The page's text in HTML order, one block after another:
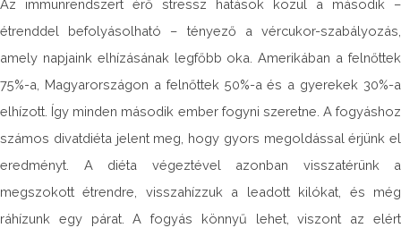
Az immunrendszert érő stressz hatások közül a második –
étrenddel befolyásolható – tényező a vércukor-szabályozás,
amely napjaink elhízásának legfőbb oka. Amerikában a felnőttek
75%-a, Magyarországon a felnőttek 50%-a és a gyerekek 30%-a
elhízott. Így minden második ember fogyni szeretne. A fogyáshoz
számos divatdiéta jelent meg, hogy gyors megoldással érjünk el
eredményt. A diéta végeztével azonban visszatérünk a
megszokott étrendre, visszahízzuk a leadott kilókat, és még
ráhízunk egy párat. A fogyás könnyű lehet, viszont az elért